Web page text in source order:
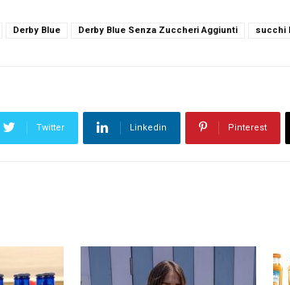
Derby Blue Derby Blue Senza Zuccheri Aggiunti succhi
Twitter Linkedin Pinterest